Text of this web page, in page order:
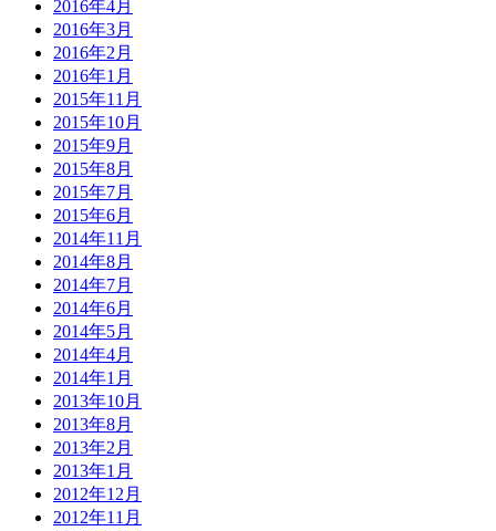
2016年4月
2016年3月
2016年2月
2016年1月
2015年11月
2015年10月
2015年9月
2015年8月
2015年7月
2015年6月
2014年11月
2014年8月
2014年7月
2014年6月
2014年5月
2014年4月
2014年1月
2013年10月
2013年8月
2013年2月
2013年1月
2012年12月
2012年11月